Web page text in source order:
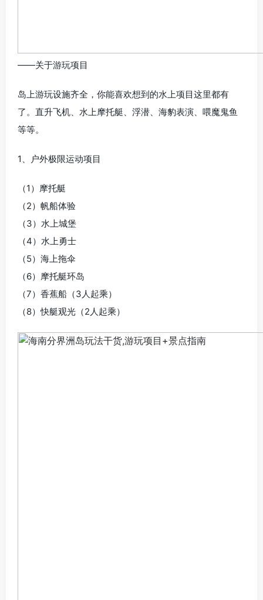
——关于游玩项目
岛上游玩设施齐全，你能喜欢想到的水上项目这里都有
了。直升飞机、水上摩托艇、浮潜、海豹表演、喂魔鬼鱼
等等。
1、户外极限运动项目
（1）摩托艇
（2）帆船体验
（3）水上城堡
（4）水上勇士
（5）海上拖伞
（6）摩托艇环岛
（7）香蕉船（3人起乘）
（8）快艇观光（2人起乘）